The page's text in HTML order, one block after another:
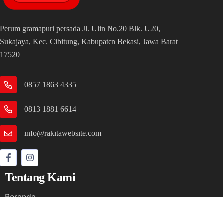
Perum gramapuri persada Jl. Ulin No.20 Blk. U20,
Sukajaya, Kec. Cibitung, Kabupaten Bekasi, Jawa Barat
17520
0857 1863 4335
0813 1881 6614
info@rakitawebsite.com
Tentang Kami